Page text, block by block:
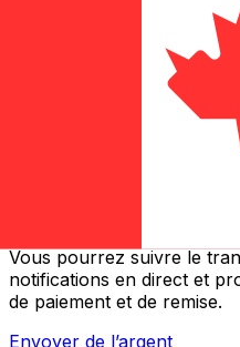
Vous pourrez suivre le
notifications en direct et
de paiement et de remise.
Envoyer de l’argent